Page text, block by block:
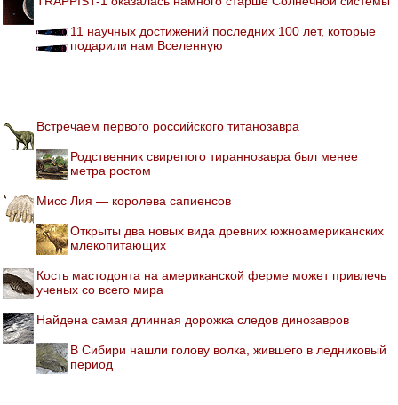
11 научных достижений последних 100 лет, которые
подарили нам Вселенную
Встречаем первого российского титанозавра
Родственник свирепого тираннозавра был менее
метра ростом
Мисс Лия — королева сапиенсов
Открыты два новых вида древних южноамериканских
млекопитающих
Кость мастодонта на американской ферме может привлечь
ученых со всего мира
Найдена самая длинная дорожка следов динозавров
В Сибири нашли голову волка, жившего в ледниковый
период